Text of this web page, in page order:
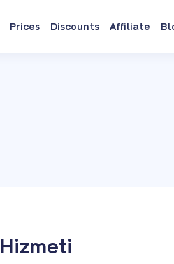
Prices Discounts Affiliate